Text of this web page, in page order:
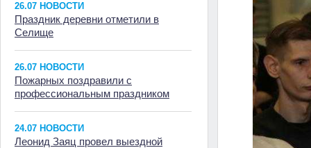
26.07 НОВОСТИ
Праздник деревни отметили в
Селище
26.07 НОВОСТИ
Пожарных поздравили с
профессиональным праздником
24.07 НОВОСТИ
Леонид Заяц провел выездной